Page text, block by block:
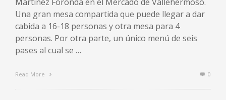
Martinez Foronda en el Mercado de Vallehermoso.
Una gran mesa compartida que puede llegar a dar
cabida a 16-18 personas y otra mesa para 4
personas. Por otra parte, un único menú de seis
pases al cual se …
Read More 0